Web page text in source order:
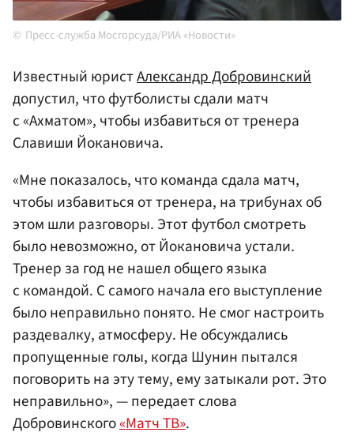
Пресс-служба Мосгорсуда/РИА «Новости»
Известный юристАлександр Добровинский
допустил, что футболисты сдали матч
с «Ахматом», чтобы избавиться от тренера
Славиши Йокановича.
«Мне показалось, что команда сдала матч,
чтобы избавиться от тренера, на трибунах об
этом шли разговоры. Этот футбол смотреть
было невозможно, от Йокановича устали.
Тренер за год не нашел общего языка
с командой. С самого начала его выступление
было неправильно понято. Не смог настроить
раздевалку, атмосферу. Не обсуждались
пропущенные голы, когда Шунин пытался
поговорить на эту тему, ему затыкали рот. Это
неправильно», — передает слова
Добровинского«Матч ТВ».